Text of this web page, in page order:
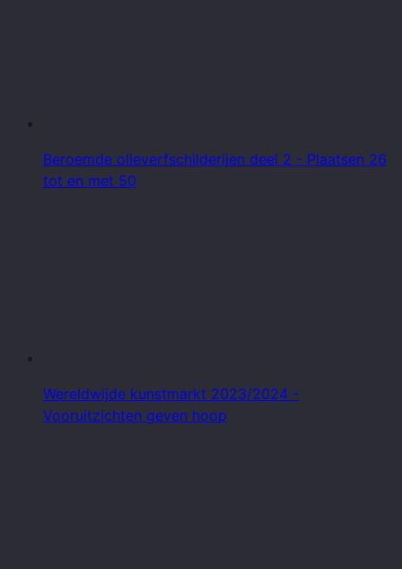
Beroemde olieverfschilderijen deel 2 - Plaatsen 26
tot en met 50
Wereldwijde kunstmarkt 2023/2024 -
Vooruitzichten geven hoop